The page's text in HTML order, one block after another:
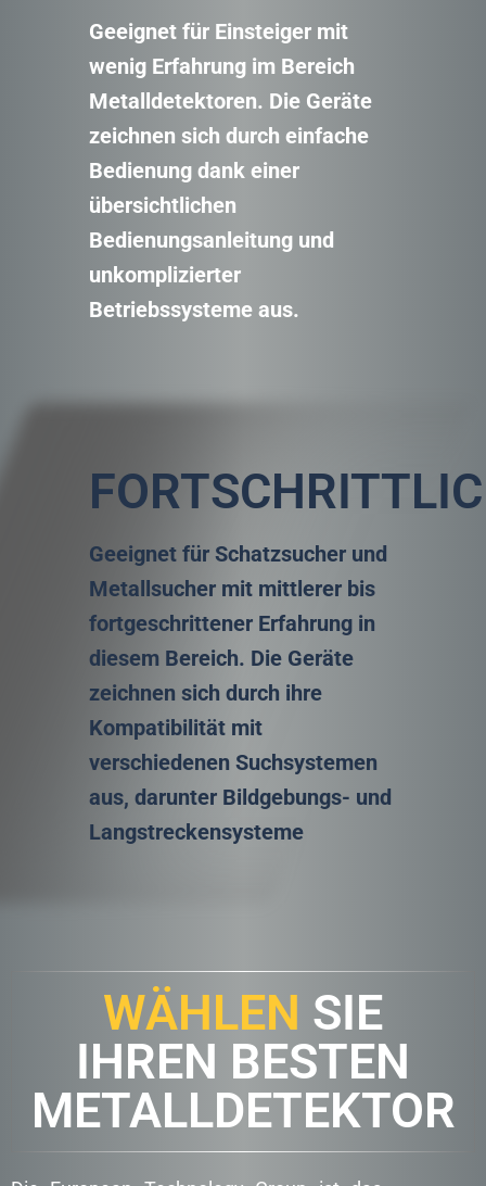
Geeignet für Einsteiger mit
wenig Erfahrung im Bereich
Metalldetektoren. Die Geräte
zeichnen sich durch einfache
Bedienung dank einer
übersichtlichen
Bedienungsanleitung und
unkomplizierter
Betriebssysteme aus.
Geeignet für Schatzsucher und
Metallsucher mit mittlerer bis
fortgeschrittener Erfahrung in
diesem Bereich. Die Geräte
zeichnen sich durch ihre
Kompatibilität mit
verschiedenen Suchsystemen
aus, darunter Bildgebungs- und
Langstreckensysteme
WÄHLEN SIE
IHREN BESTEN
METALLDETEKTOR